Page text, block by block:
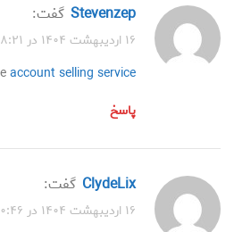
Stevenzep گفت:
۱۶ اردیبهشت ۱۴۰۴ در ۸:۲۱ ب.ظ
account selling service
پاسخ
ClydeLix گفت:
۱۶ اردیبهشت ۱۴۰۴ در ۱۰:۴۶ ب.ظ